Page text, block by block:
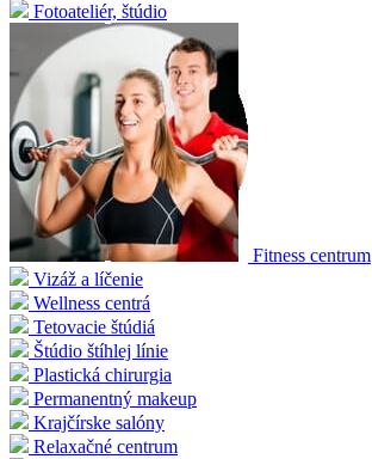
Fotoateliér, štúdio
Fitness centrum
Vizáž a líčenie
Wellness centrá
Tetovacie štúdiá
Štúdio štíhlej línie
Plastická chirurgia
Permanentný makeup
Krajčírske salóny
Relaxačné centrum